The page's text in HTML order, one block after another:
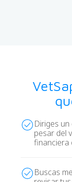
Diriges
pesar del
financiera
Buscas